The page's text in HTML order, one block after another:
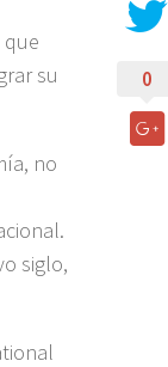
su
no
siglo,
0